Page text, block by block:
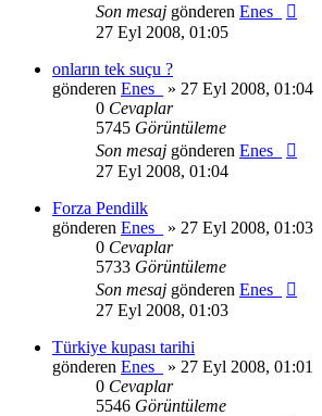
Son mesaj gönderen Enes_
27 Eyl 2008, 01:05
onların tek suçu ?
gönderen Enes_
» 27 Eyl 2008, 01:04
0 Cevaplar
5745 Görüntüleme
Son mesaj gönderen Enes_
27 Eyl 2008, 01:04
Forza Pendilk
gönderen Enes_
» 27 Eyl 2008, 01:03
0 Cevaplar
5733 Görüntüleme
Son mesaj gönderen Enes_
27 Eyl 2008, 01:03
Türkiye kupası tarihi
gönderen Enes_
» 27 Eyl 2008, 01:01
0 Cevaplar
5546 Görüntüleme